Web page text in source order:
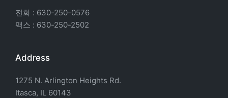
전화 : 630-250-0576
팩스 : 630-250-2502
Address
1275 N. Arlington Heights Rd.
Itasca, IL 60143